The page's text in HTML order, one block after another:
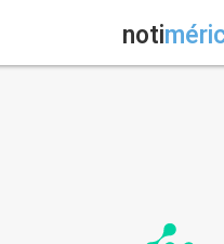
noti